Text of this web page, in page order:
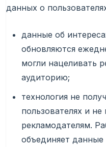
данных о
данные об
обновляются
могли нацеливать
аудиторию;
технология не
пользователях и не
рекламодателям.
объединяет